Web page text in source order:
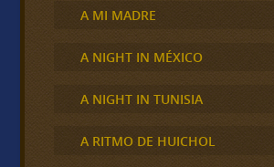
A MI MADRE
A NIGHT IN MÉXICO
A NIGHT IN TUNISIA
A RITMO DE HUICHOL